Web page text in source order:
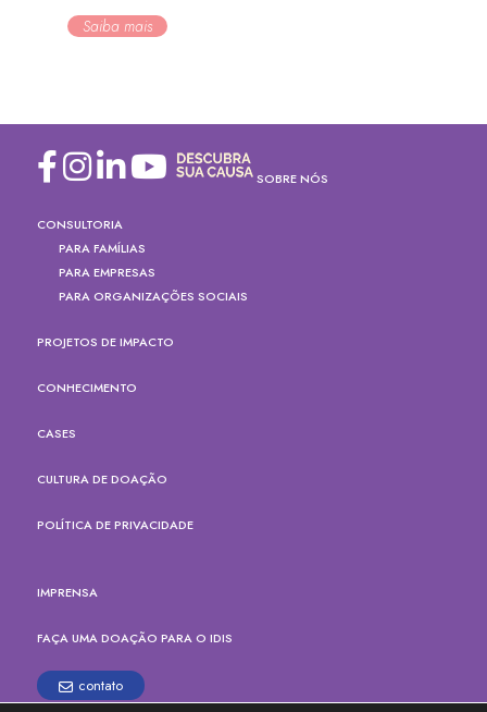
Saiba mais
SOBRE NÓS
CONSULTORIA
PARA FAMÍLIAS
PARA EMPRESAS
PARA ORGANIZAÇÕES SOCIAIS
PROJETOS DE IMPACTO
CONHECIMENTO
CASES
CULTURA DE DOAÇÃO
POLÍTICA DE PRIVACIDADE
IMPRENSA
FAÇA UMA DOAÇÃO PARA O IDIS
contato